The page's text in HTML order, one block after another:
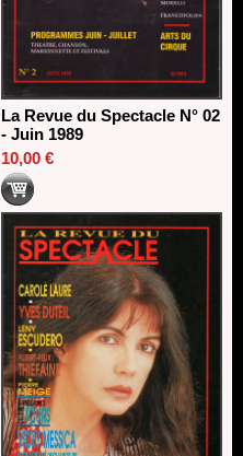
La Revue du Spectacle N° 02
- Juin 1989
10,00 €